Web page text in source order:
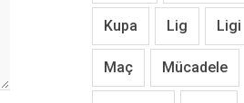
Kupa Lig Ligi
Maç Mücadele